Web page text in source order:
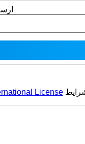
License